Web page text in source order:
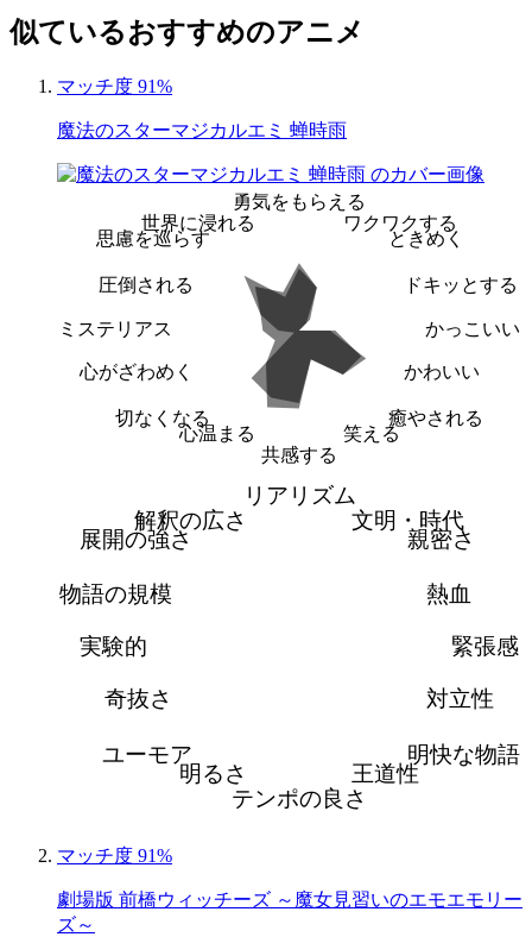
似ているおすすめのアニメ
マッチ度 91%
魔法のスターマジカルエミ 蝉時雨
勇気をもらえる
ワクワクする
ときめく
ドキッとする
かっこいい
かわいい
癒やされる
笑える
共感する
心温まる
切なくなる
心がざわめく
ミステリアス
圧倒される
思慮を巡らす
世界に浸れる
リアリズム
文明・時代
親密さ
熱血
緊張感
対立性
明快な物語
王道性
テンポの良さ
明るさ
ユーモア
奇抜さ
実験的
物語の規模
展開の強さ
解釈の広さ
マッチ度 91%
劇場版 前橋ウィッチーズ ～魔女見習いのエモエモリー
ズ～